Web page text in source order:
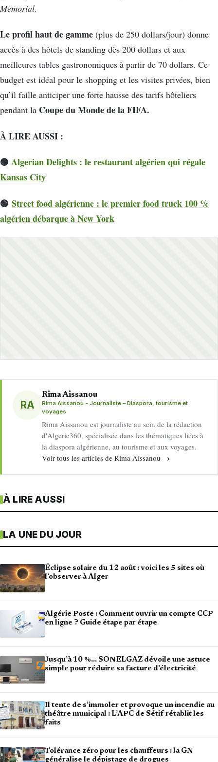
Memorial.
Le profil haut de gamme (plus de 250 dollars/jour) donne
accès à des hôtels de standing dès 200 dollars et aux
meilleures tables gastronomiques à partir de 70 dollars. Ce
budget est idéal pour le shopping et les visites privées, bien
qu’il faille anticiper une forte hausse des tarifs hôteliers
pendant la Coupe du Monde de la FIFA.
À LIRE AUSSI :
🟢 Algerian Delights : le restaurant algérien qui régale
Kansas City
🟢 Street food algérienne : le premier food truck 100 %
algérien débarque à New York
RA
Rima Aissanou
Rima Aissanou - Journaliste – Diaspora, tourisme et
voyages
Rima Aissanou est journaliste au sein de la rédaction
d'Algerie360, spécialisée dans les thématiques liées à
la diaspora algérienne, au tourisme et aux voyages.
Voir tous les articles de Rima Aissanou →
À LIRE AUSSI
LA UNE DU JOUR
Éclipse solaire du 12 août : voici les 5 sites où
l’observer à Alger
Algérie Poste : Comment ouvrir un compte CCP
en ligne ? Guide étape par étape
Jusqu’à 10 %… SONELGAZ dévoile une astuce
simple pour réduire sa facture d’électricité
Il tente de s’immoler et provoque un incendie au
théâtre municipal : L’APC de Sétif rétablit les
faits
Tolérance zéro pour les chauffeurs : la GN
généralise le dépistage de drogues